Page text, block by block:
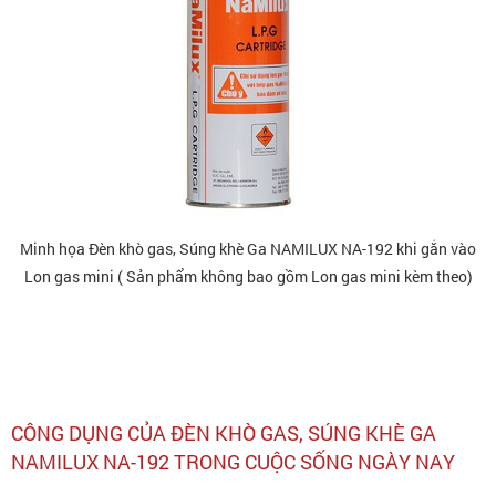
Minh họa Đèn khò gas, Súng khè Ga NAMILUX NA-192 khi gắn vào
Lon gas mini ( Sản phẩm không bao gồm Lon gas mini kèm theo)
CÔNG DỤNG CỦA ĐÈN KHÒ GAS, SÚNG KHÈ GA
NAMILUX NA-192 TRONG CUỘC SỐNG NGÀY NAY